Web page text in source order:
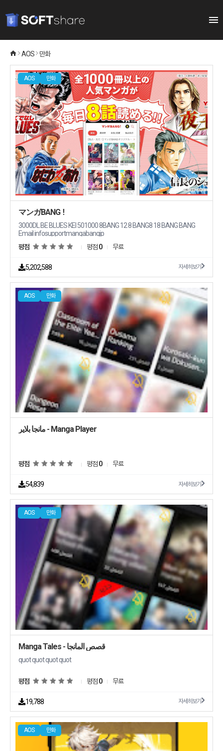
AOS 만화
AOS 만화
マンガBANG！
3000DL BE BLUES KEI 501000 8BANG 12 8 BANG8 18 BANG BANG
Email infosupportmangabangjp
평점
평점0 무료
5,202,588 자세히보기
AOS 만화
مانجا بلاير - Manga Player
평점 평점0 무료
54,839 자세히보기
AOS 만화
Manga Tales - قصص المانجا
quot quot quot quot
평점 평점0 무료
19,788 자세히보기
AOS 만화